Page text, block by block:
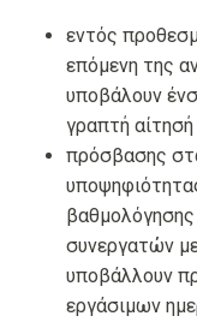
εντός
επόμενη της
υποβάλουν
γραπτή
πρόσβασης
συνεργατών
υποβάλλουν
εργάσιμων